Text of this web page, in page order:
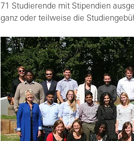
71 Studierende mit Stipendien
ganz oder teilweise die